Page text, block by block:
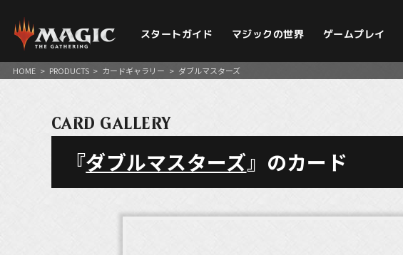
スタートガイド マジックの世界 ゲームプレイ
HOME > PRODUCTS > カードギャラリー > ダブルマスターズ
CARD GALLERY
『ダブルマスターズ』のカード